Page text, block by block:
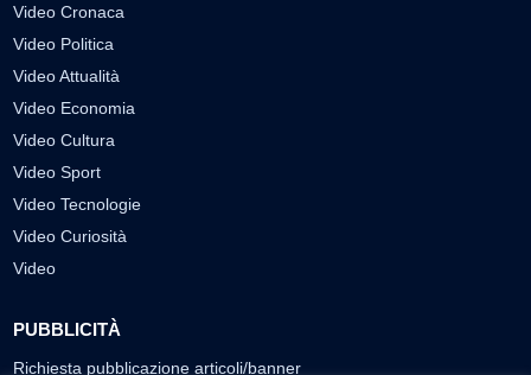
Video Cronaca
Video Politica
Video Attualità
Video Economia
Video Cultura
Video Sport
Video Tecnologie
Video Curiosità
Video
PUBBLICITÀ
Richiesta pubblicazione articoli/banner